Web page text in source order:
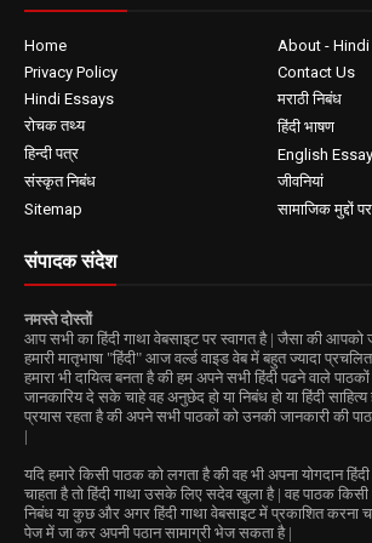
Home
About - Hindi
Privacy Policy
Contact Us
Hindi Essays
मराठी निबंध
रोचक तथ्य
हिंदी भाषण
हिन्दी पत्र
English Essay
संस्कृत निबंध
जीवनियां
Sitemap
सामाजिक मुद्दों
संपादक संदेश
नमस्ते दोस्तों
आप सभी का हिंदी गाथा वेबसाइट पर स्वागत है | जैसा की आपको
हमारी मातृभाषा "हिंदी" आज वर्ल्ड वाइड वेब में बहुत ज्यादा
हमारा भी दायित्व बनता है की हम अपने सभी हिंदी पढने वाले पाठकों
जानकारिय दे सके चाहे वह अनुछेद हो या निबंध हो या हिंदी
प्रयास रहता है की अपने सभी पाठकों को उनकी जानकारी की
|
यदि हमारे किसी पाठक को लगता है की वह भी अपना योगदान
चाहता है तो हिंदी गाथा उसके लिए सदेव खुला है | वह पाठक
निबंध या कुछ और अगर हिंदी गाथा वेबसाइट में प्रकाशित करना
पेज में जा कर अपनी पठान सामाग्री भेज सकता है |